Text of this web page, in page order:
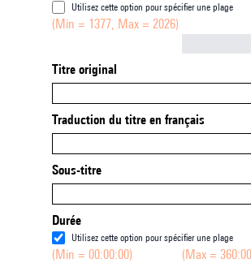
Utilisez cette option pour spécifier une plage
(Min = 1377, Max = 2026)
Titre original
Traduction du titre en français
Sous-titre
Durée
Utilisez cette option pour spécifier une plage
(Min = 00:00:00) (Max =